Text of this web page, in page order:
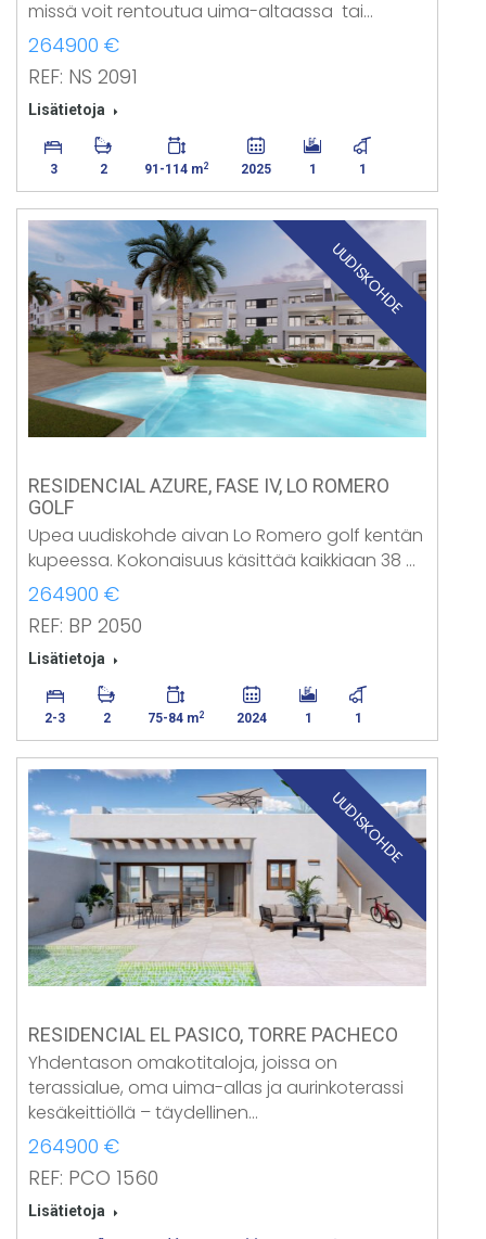
missä voit rentoutua uima-altaassa tai…
264900 €
REF: NS 2091
Lisätietoja
3 2 91-114 m2 2025 1 1
UUDISKOHDE
RESIDENCIAL AZURE, FASE IV, LO ROMERO
GOLF
Upea uudiskohde aivan Lo Romero golf kentän
kupeessa. Kokonaisuus käsittää kaikkiaan 38 …
264900 €
REF: BP 2050
Lisätietoja
2-3 2 75-84 m2 2024 1 1
UUDISKOHDE
RESIDENCIAL EL PASICO, TORRE PACHECO
Yhdentason omakotitaloja, joissa on
terassialue, oma uima-allas ja aurinkoterassi
kesäkeittiöllä – täydellinen…
264900 €
REF: PCO 1560
Lisätietoja